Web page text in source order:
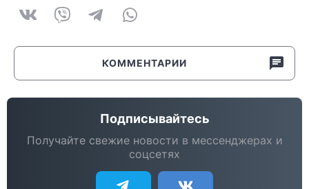
КОММЕНТАРИИ
Подписывайтесь
Получайте свежие новости в мессенджерах и
соцсетях